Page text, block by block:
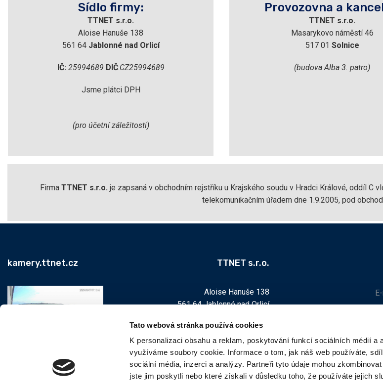
Tato webová stránka používá cookies
K personalizaci obsahu a reklam, poskytování funkcí sociálních médií a
využíváme soubory cookie. Informace o tom, jak náš web používáte,
sociální média, inzerci a analýzy. Partneři tyto údaje mohou
jste jim poskytli nebo které získali v důsledku toho, že používáte jejich
Sídlo firmy:
TTNET s.r.o.
Aloise Hanuše 138
561 64 Jablonné nad Orlicí
IČ: 25994689 DIČ:CZ25994689
Jsme plátci DPH
(pro účetní záležitosti)
Provozovna a
TTNET s.r.o.
Masarykovo náměstí 46
517 01 Solnice
(budova Alba 3. patro)
Firma TTNET s.r.o. je zapsaná v obchodním rejstříku u Krajského soudu v Hradci Králové, oddíl
telekomunikačním úřadem dne 1.9.2005, pod
kamery.ttnet.cz TTNET s.r.o.
Aloise Hanuše 138
561 64 Jablonné nad Orlicí
Provozovna:
Masarykovo náměstí 46
517 01 Solnice